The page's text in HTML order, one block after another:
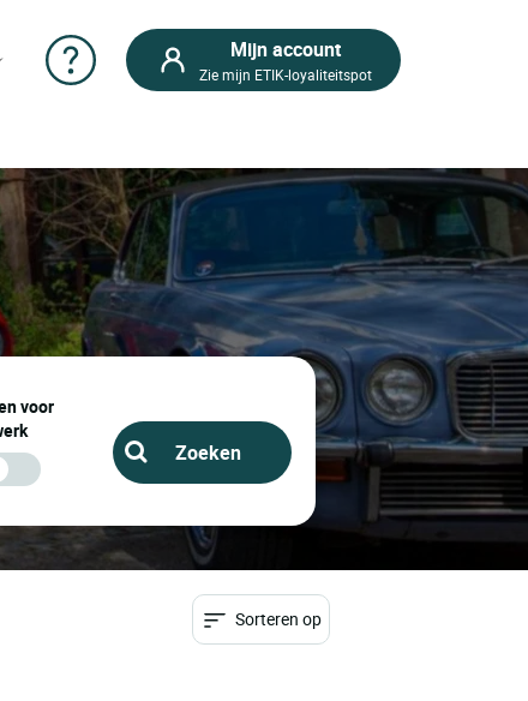
Mijn account
Zie mijn ETIK-loyaliteitspot
voor
Sorteren op